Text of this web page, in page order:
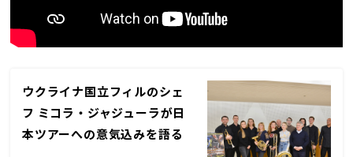
ウクライナ国立フィルのシェ
フ ミコラ・ジャジューラが日
本ツアーへの意気込みを語る